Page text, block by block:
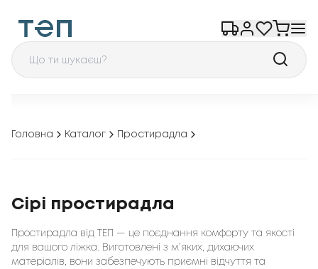
Головна Каталог Простирадла
Сірі простирадла
Простирадла від ТЕП — це поєднання комфорту та якості
для вашого ліжка. Виготовлені з м’яких, дихаючих
матеріалів, вони забезпечують приємні відчуття та